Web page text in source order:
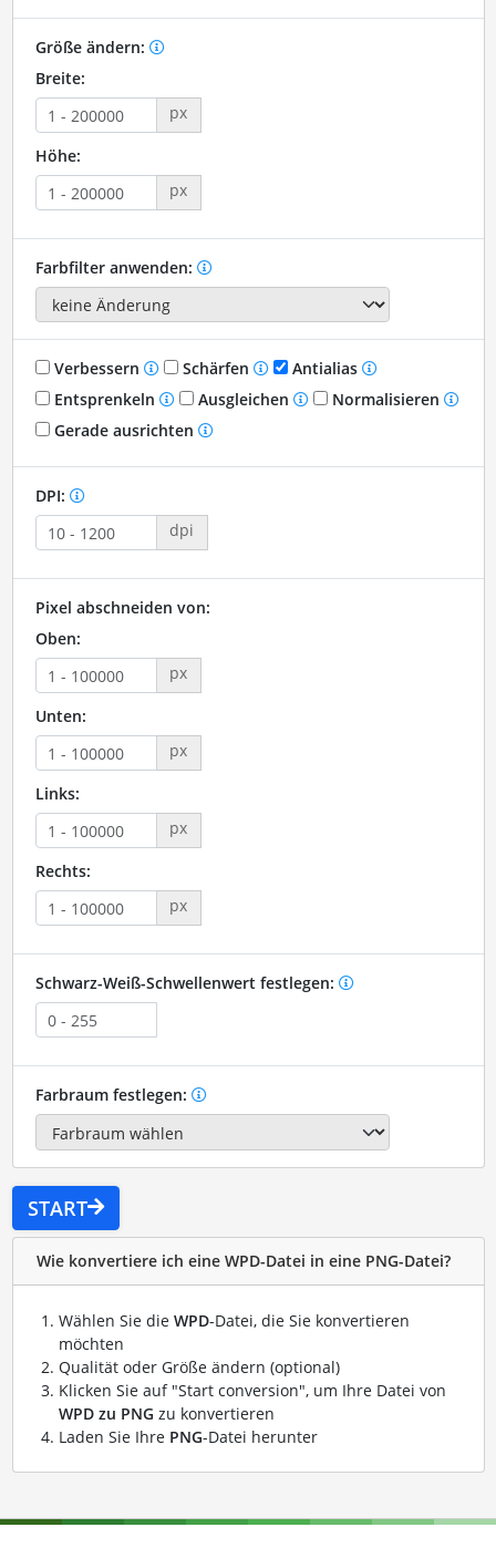
Größe ändern:
Breite:
px
Höhe:
px
Farbfilter anwenden:
Verbessern Schärfen
Antialias
Entsprenkeln
Ausgleichen
Normalisieren
Gerade ausrichten
DPI:
dpi
Pixel abschneiden von:
Oben:
px
Unten:
px
Links:
px
Rechts:
px
Schwarz-Weiß-Schwellenwert festlegen:
Farbraum festlegen:
START
Wie konvertiere ich eine WPD-Datei in eine PNG-Datei?
Wählen Sie die WPD-Datei, die Sie konvertieren
möchten
Qualität oder Größe ändern (optional)
Klicken Sie auf "Start conversion", um Ihre Datei von
WPD zu PNG zu konvertieren
Laden Sie Ihre PNG-Datei herunter